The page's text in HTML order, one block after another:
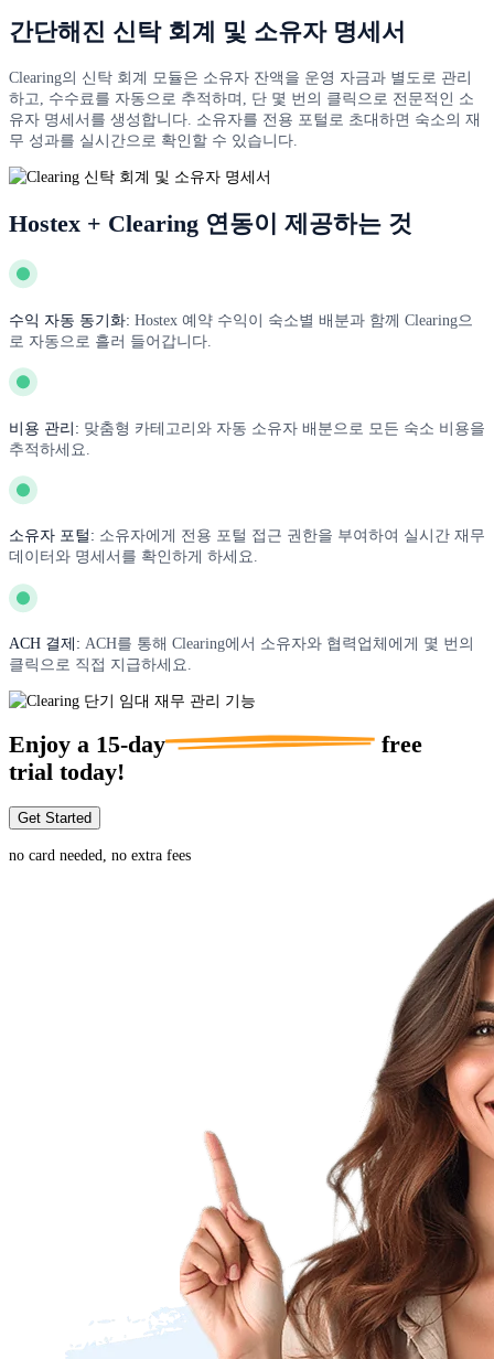
간단해진 신탁 회계 및 소유자 명세서
Clearing의 신탁 회계 모듈은 소유자 잔액을 운영 자금과 별도로 관리
하고, 수수료를 자동으로 추적하며, 단 몇 번의 클릭으로 전문적인 소
유자 명세서를 생성합니다. 소유자를 전용 포털로 초대하면 숙소의 재
무 성과를 실시간으로 확인할 수 있습니다.
Hostex + Clearing 연동이 제공하는 것
수익 자동 동기화: Hostex 예약 수익이 숙소별 배분과 함께 Clearing으
로 자동으로 흘러 들어갑니다.
비용 관리: 맞춤형 카테고리와 자동 소유자 배분으로 모든 숙소 비용을
추적하세요.
소유자 포털: 소유자에게 전용 포털 접근 권한을 부여하여 실시간 재무
데이터와 명세서를 확인하게 하세요.
ACH 결제: ACH를 통해 Clearing에서 소유자와 협력업체에게 몇 번의
클릭으로 직접 지급하세요.
Enjoy a 15-day
free
trial today!
Get Started
no card needed, no extra fees